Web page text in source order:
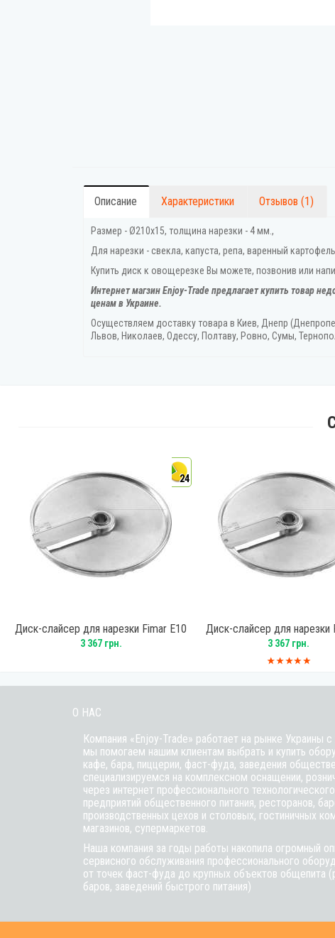
Описание Характеристики Отзывов (1)
Размер - Ø210x15, толщина нарезки - 4 мм.,
Для нарезки - свекла, капуста, репа, варенный
Купить диск к овощерезке Вы можете, позвонив или
Интернет магзин Enjoy-Trade предлагает купить товар
ценам в Украине.
Осуществляем доставку товара в Киев, Днепр
Львов, Николаев, Одессу, Полтаву, Ровно, Сумы,
24
Диск-слайсер для нарезки Fimar E10
3 367 грн.
Диск-слайсер для нарезки
3 367 грн.
О НАС
Компания «Enjoy-Trade» работает на рынке Украины
мы помогаем нашим клиентам выбрать и купить
кафе, бара, пиццерии, фаст-фуда, заведения
специализируемся на комплексном оснащении,
через интернет профессионального
предприятий общественного питания, ресторанов,
производственных цехов и столовых, гостиничных
магазинов, супермаркетов.
Наша компания за годы работы накопила огромный
сервисного обслуживания профессионального
от точек фаст-фуда до крупных объектов общепита
баров, заведений быстрого питания)